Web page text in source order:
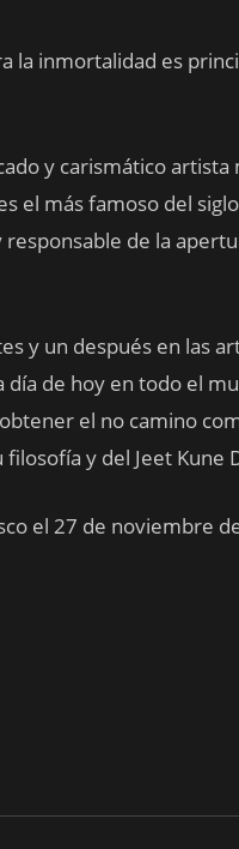
la inmortalidad es
y carismático
el más famoso del
de la
y un después en las
de hoy en todo el
el no camino
y del Jeet Kune
el 27 de noviembre